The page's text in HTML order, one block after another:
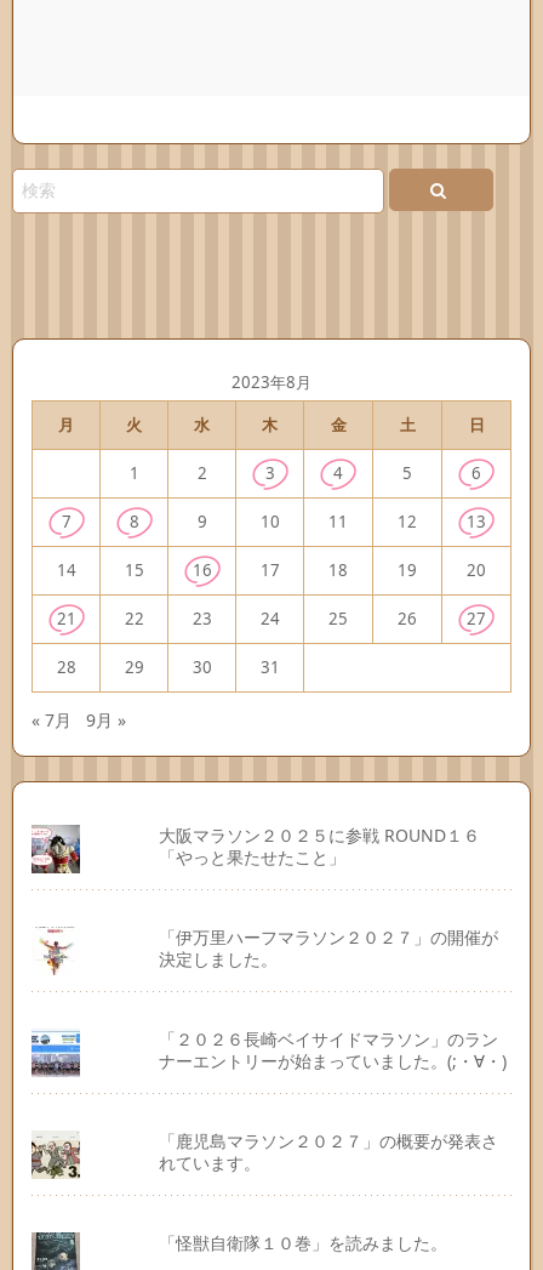
2023年8月
月
火 水 木 金 土 日
1 2 3 4 5 6
7 8 9 10 11 12 13
14 15 16 17 18 19 20
21 22 23 24 25 26 27
28 29 30 31
« 7月 9月 »
大阪マラソン２０２５に参戦 ROUND１６
「やっと果たせたこと」
「伊万里ハーフマラソン２０２７」の開催が
決定しました。
「２０２６長崎ベイサイドマラソン」のラン
ナーエントリーが始まっていました。(;・∀・)
「鹿児島マラソン２０２７」の概要が発表さ
れています。
「怪獣自衛隊１０巻」を読みました。